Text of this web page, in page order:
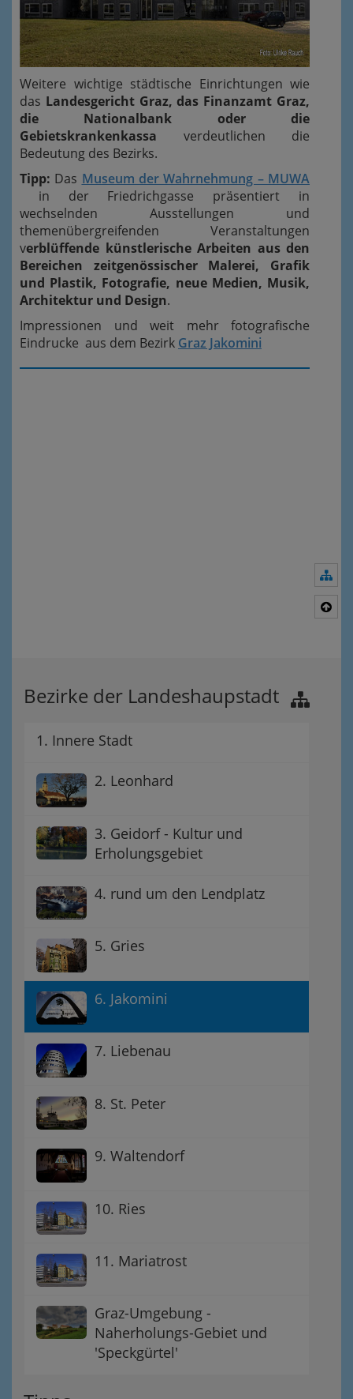
Weitere wichtige städtische Einrichtungen wie
das Landesgericht Graz, das Finanzamt Graz,
die Nationalbank oder die
Gebietskrankenkassa verdeutlichen die
Bedeutung des Bezirks.
Tipp: Das Museum der Wahrnehmung – MUWA
in der Friedrichgasse präsentiert in
wechselnden Ausstellungen und
themenübergreifenden Veranstaltungen
verblüffende künstlerische Arbeiten aus den
Bereichen zeitgenössischer Malerei, Grafik
und Plastik, Fotografie, neue Medien, Musik,
Architektur und Design.
Impressionen und weit mehr fotografische
Eindrucke aus dem Bezirk Graz Jakomini
Bezirke der Landeshaupstadt
1. Innere Stadt
2. Leonhard
3. Geidorf - Kultur und
Erholungsgebiet
4. rund um den Lendplatz
5. Gries
6. Jakomini
7. Liebenau
8. St. Peter
9. Waltendorf
10. Ries
11. Mariatrost
Graz-Umgebung -
Naherholungs-Gebiet und
'Speckgürtel'